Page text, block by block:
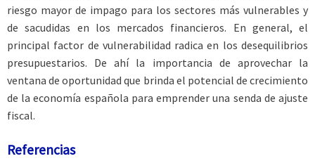
riesgo mayor de impago para los sectores más vulnerables y
de sacudidas en los mercados financieros. En general, el
principal factor de vulnerabilidad radica en los desequilibrios
presupuestarios. De ahí la importancia de aprovechar la
ventana de oportunidad que brinda el potencial de crecimiento
de la economía española para emprender una senda de ajuste
fiscal.
Referencias